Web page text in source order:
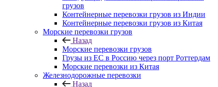
грузов
Контейнерные перевозки грузов из Индии
Контейнерные перевозки грузов из Китая
Морские перевозки грузов
Назад
Морские перевозки грузов
Грузы из ЕС в Россию через порт Роттердам
Морские перевозки из Китая
Железнодорожные перевозки
Назад